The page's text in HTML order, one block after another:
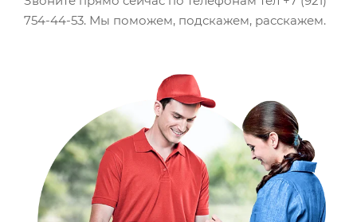
754-44-53. Мы поможем, подскажем, расскажем.